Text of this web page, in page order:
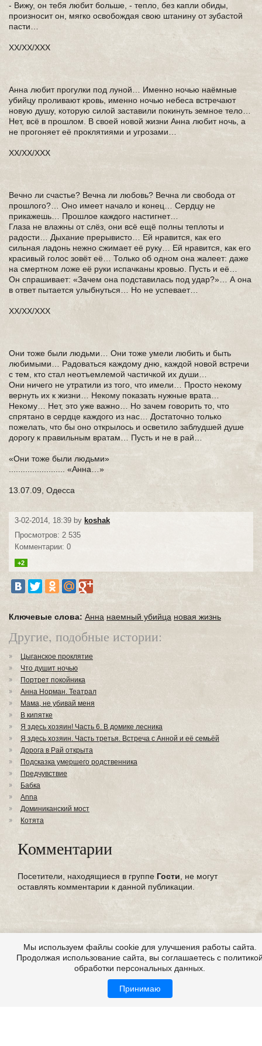
- Вижу, он тебя любит больше, - тепло, без капли обиды,
произносит он, мягко освобождая свою штанину от зубастой
пасти…
ХХ/XX/XXX
Анна любит прогулки под луной… Именно ночью наёмные
убийцу проливают кровь, именно ночью небеса встречают
новую душу, которую силой заставили покинуть земное тело…
Нет, всё в прошлом. В своей новой жизни Анна любит ночь, а
не прогоняет её проклятиями и угрозами…
ХХ/XX/XXX
Вечно ли счастье? Вечна ли любовь? Вечна ли свобода от
прошлого?… Оно имеет начало и конец… Сердцу не
прикажешь… Прошлое каждого настигнет…
Глаза не влажны от слёз, они всё ещё полны теплоты и
радости… Дыхание прерывисто… Ей нравится, как его
сильная ладонь нежно сжимает её руку… Ей нравится, как его
красивый голос зовёт её… Только об одном она жалеет: даже
на смертном ложе её руки испачканы кровью. Пусть и её…
Он спрашивает: «Зачем она подставилась под удар?»… А она
в ответ пытается улыбнуться… Но не успевает…
ХХ/XX/XXX
Они тоже были людьми… Они тоже умели любить и быть
любимыми… Радоваться каждому дню, каждой новой встречи
с тем, кто стал неотъемлемой частичкой их души…
Они ничего не утратили из того, что имели… Просто некому
вернуть их к жизни… Некому показать нужные врата…
Некому… Нет, это уже важно… Но зачем говорить то, что
спрятано в сердце каждого из нас… Достаточно только
пожелать, что бы оно открылось и осветило заблудшей душе
дорогу к правильным вратам… Пусть и не в рай…
«Они тоже были людьми»
........................ «Анна…»
13.07.09, Одесса
3-02-2014, 18:39 by koshak
Просмотров: 2 535
Комментарии: 0
+2
Ключевые слова: Анна наемный убийца новая жизнь
Другие, подобные истории:
Цыганское проклятие
Что душит ночью
Портрет покойника
Анна Норман. Театрал
Мама, не убивай меня
В кипятке
Я здесь хозяин! Часть 6. В домике лесника
Я здесь хозяин. Часть третья. Встреча с Анной и её семьёй
Дорога в Рай открыта
Подсказка умершего родственника
Предчувствие
Бабка
Anna
Доминиканский мост
Котята
Комментарии
Посетители, находящиеся в группе Гости , не могут
оставлять комментарии к данной публикации.
Мы используем файлы cookie для улучшения работы сайта.
Продолжая использование сайта, вы соглашаетесь с
обработки персональных данных.
Принимаю